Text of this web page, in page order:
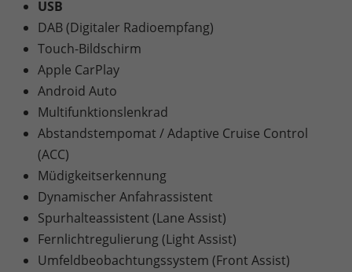
USB
DAB (Digitaler Radioempfang)
Touch-Bildschirm
Apple CarPlay
Android Auto
Multifunktionslenkrad
Abstandstempomat / Adaptive Cruise Control
(ACC)
Müdigkeitserkennung
Dynamischer Anfahrassistent
Spurhalteassistent (Lane Assist)
Fernlichtregulierung (Light Assist)
Umfeldbeobachtungssystem (Front Assist)